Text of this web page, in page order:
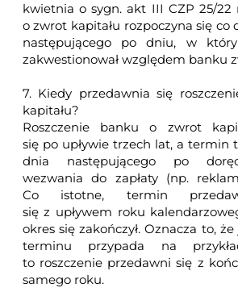
kwietnia o sygn. akt III CZP 25/22
o zwrot kapitału rozpoczyna się co
następującego po dniu, w
zakwestionował względem banku
7. Kiedy przedawnia się
kapitału?
Roszczenie banku o zwrot
się po upływie trzech lat, a termin
dnia następującego po
wezwania do zapłaty (np.
Co istotne, termin
się z upływem roku
okres się zakończył. Oznacza to,
terminu przypada na
to roszczenie przedawni się z
samego roku.